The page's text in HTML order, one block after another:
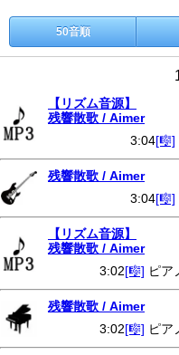
50音順
【リズム音源】
残響散歌 / Aimer
3:04[🎼]
残響散歌 / Aimer
3:04[🎼]
【リズム音源】
残響散歌 / Aimer
3:02[🎼] ピ
残響散歌 / Aimer
3:02[🎼] ピ